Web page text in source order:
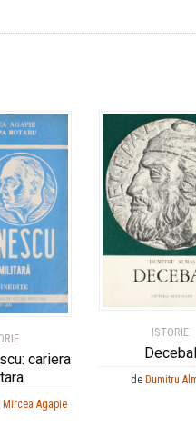
cariera
,Mircea Agapie
ISTORIE
Decebal
de Dumitru